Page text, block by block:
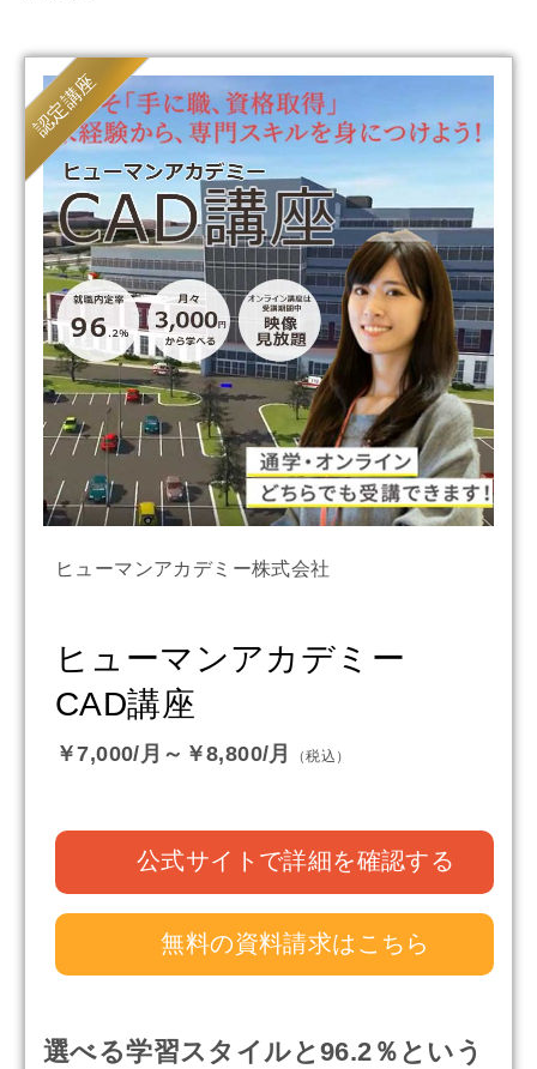
認定講座
ヒューマンアカデミー株式会社
ヒューマンアカデミー
CAD講座
￥7,000/月～￥8,800/月
公式サイトで詳細を確認する
無料の資料請求はこちら
選べる学習スタイルと96.2％という